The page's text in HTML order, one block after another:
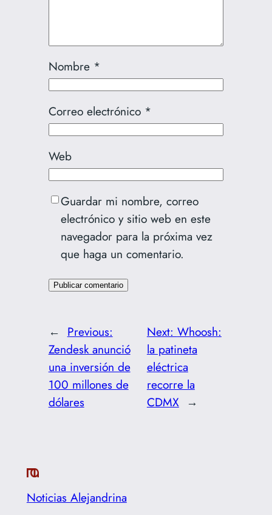
Nombre *
Correo electrónico *
Web
Guardar mi nombre, correo
electrónico y sitio web en este
navegador para la próxima vez
que haga un comentario.
← Previous:
Zendesk anunció
una inversión de
100 millones de
dólares
Next: Whoosh:
la patineta
eléctrica
recorre la
CDMX →
Noticias Alejandrina